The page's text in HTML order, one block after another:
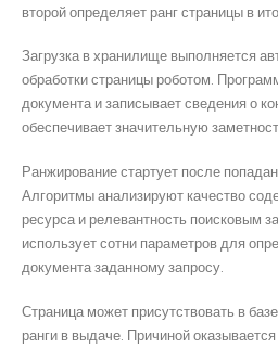
второй определяет ранг страницы в
Загрузка в хранилище выполняется
обработки страницы роботом.
документа и записывает сведения о
обеспечивает значительную
Ранжирование стартует после
Алгоритмы анализируют качество
ресурса и релевантность поисковым
использует сотни параметров для
документа заданному запросу.
Страница может присутствовать в
ранги в выдаче. Причиной